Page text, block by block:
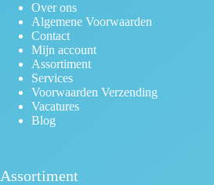
Over ons
Algemene Voorwaarden
Contact
Mijn account
Assortiment
Services
Voorwaarden Verzending
Vacatures
Blog
Assortiment